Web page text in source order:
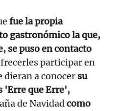
fue la propia
gastronómico la que,
se puso en contacto
participar en
dieran a conocer su
'Erre que Erre',
de Navidadcomo